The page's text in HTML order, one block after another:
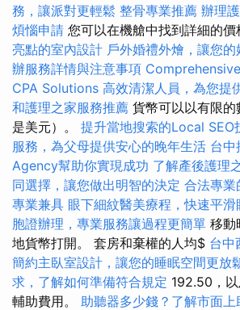
務，讓派對更輕鬆 整骨專業推薦 辦理
煩惱申請 您可以在機艙中找到詳細的價
亮點的室內設計 戶外婚禮外燴，讓您的
辦服務詳情與注意事項
CPA Solutions 高效清潔人員，為您提
和護理之家服務推薦 貨幣可以以有限
是美元）。 提升當地搜索的Local SEO
服務，為父母提供安心的晚年生活 台中
Agency幫助你實現成功 了解產後護理
同選擇，讓您做出明智的決定 合法專業
專業兼具 眼下細紋醫美療程，快速平滑
胞證辦理，專業服務讓過程更簡單 移動
地貨幣打開。 套房和棄權的人均$ 台中
簡約主臥室設計，讓您的睡眠空間更放
求，了解如何準備符合規定 192.50，
輔助費用。 助聽器多少錢？了解市面